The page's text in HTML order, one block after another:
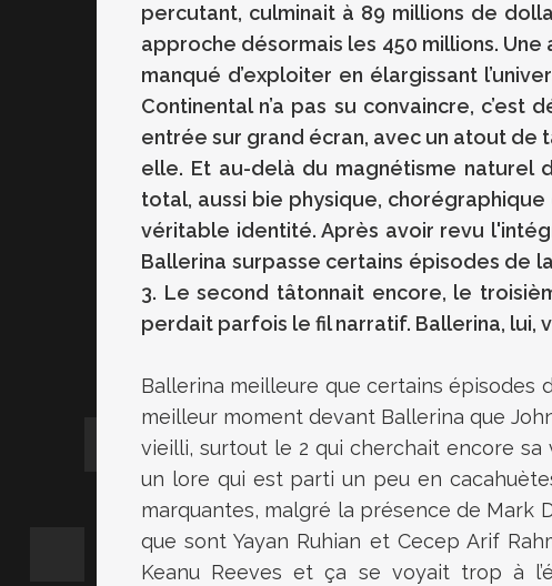
percutant, culminait à 89 millions de
approche désormais les 450 millions.
manqué d’exploiter en élargissant
Continental n’a pas su convaincre,
entrée sur grand écran, avec un atout de
elle. Et au-delà du magnétisme naturel
total, aussi bie physique,
véritable identité. Après avoir revu
Ballerina surpasse certains épisodes de
3. Le second tâtonnait encore, le
perdait parfois le fil narratif. Ballerina, lui,
Ballerina meilleure que certains épisodes
meilleur moment devant Ballerina que
vieilli, surtout le 2 qui cherchait encore sa
un lore qui est parti un peu en
marquantes, malgré la présence de Mark
que sont Yayan Ruhian et Cecep Arif
Keanu Reeves et ça se voyait trop à